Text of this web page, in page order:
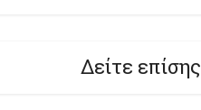
Δείτε επίσης